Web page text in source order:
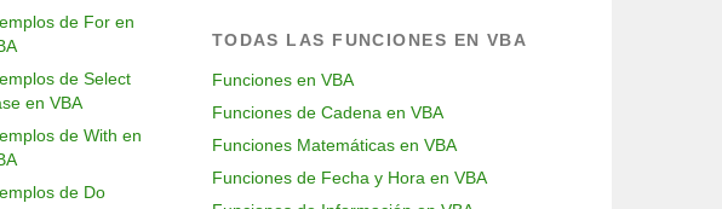
de For en
de Select
en VBA
de With en
de Do
TODAS LAS FUNCIONES EN VBA
Funciones en VBA
Funciones de Cadena en VBA
Funciones Matemáticas en VBA
Funciones de Fecha y Hora en VBA